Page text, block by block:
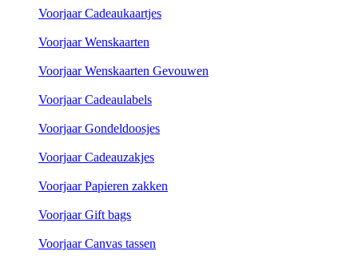
Voorjaar Cadeaukaartjes
Voorjaar Wenskaarten
Voorjaar Wenskaarten Gevouwen
Voorjaar Cadeaulabels
Voorjaar Gondeldoosjes
Voorjaar Cadeauzakjes
Voorjaar Papieren zakken
Voorjaar Gift bags
Voorjaar Canvas tassen